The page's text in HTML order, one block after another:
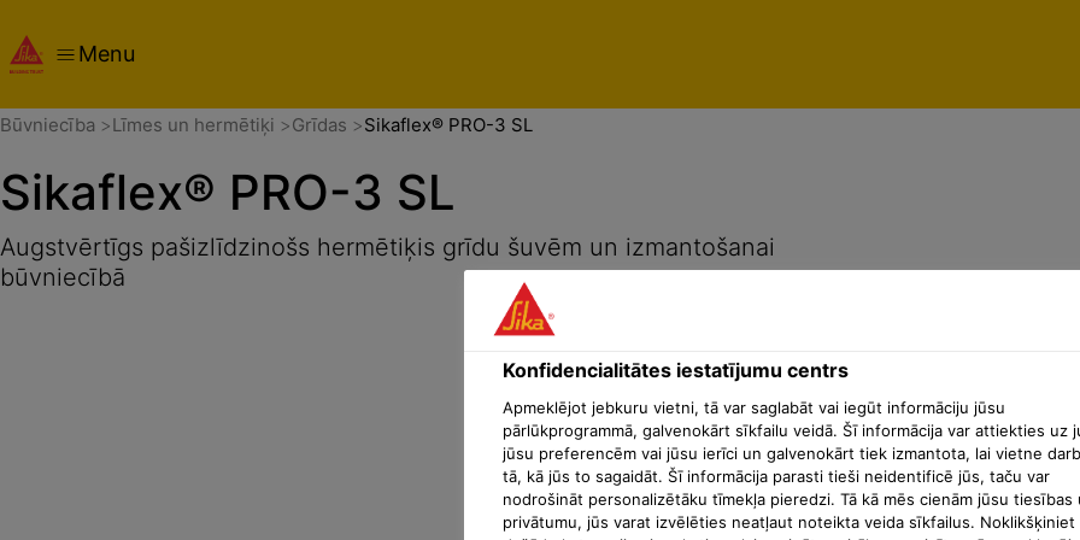
Menu
Būvniecība Līmes un hermētiķi Grīdas Sikaflex® PRO-3 SL
Sikaflex® PRO-3 SL
Augstvērtīgs pašizlīdzinošs hermētiķis grīdu šuvēm un izmantošanai
būvniecībā
Konfidencialitātes iestatījumu centrs
Apmeklējot jebkuru vietni, tā var saglabāt vai iegūt informāciju jūsu
pārlūkprogrammā, galvenokārt sīkfailu veidā. Šī informācija var attiekties uz
jūsu preferencēm vai jūsu ierīci un galvenokārt tiek izmantota, lai vietne
tā, kā jūs to sagaidāt. Šī informācija parasti tieši neidentificē jūs, taču var
nodrošināt personalizētāku tīmekļa pieredzi. Tā kā mēs cienām jūsu tiesības
privātumu, jūs varat izvēlēties neatļaut noteikta veida sīkfailus. Noklikšķiniet
PārskatsProdukta detaļasIzmantošanas veidsDokumenti